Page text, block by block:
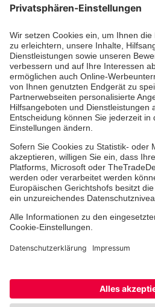
Kununu Top
Medizin &
Zentren
Karriere
Cookie-Einstellungen